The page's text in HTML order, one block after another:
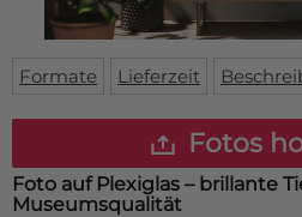
Fußmatte
Bodenmatte
Custom skateboard deck
Über uns
Login
WhatsApp
Formate Lieferzeit
Fotos
Foto auf Plexiglas – brillante
Museumsqualität